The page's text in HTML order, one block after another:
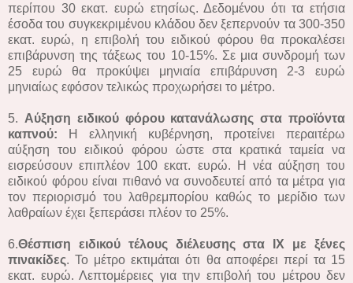
περίπου 30 εκατ. ευρώ ετησίως. Δεδομένου ότι τα ετήσια
έσοδα του συγκεκριμένου κλάδου δεν ξεπερνούν τα 300-350
εκατ. ευρώ, η επιβολή του ειδικού φόρου θα προκαλέσει
επιβάρυνση της τάξεως του 10-15%. Σε μια συνδρομή των
25 ευρώ θα προκύψει μηνιαία επιβάρυνση 2-3 ευρώ
μηνιαίως εφόσον τελικώς προχωρήσει το μέτρο.
5. Αύξηση ειδικού φόρου κατανάλωσης στα προϊόντα
καπνού: Η ελληνική κυβέρνηση, προτείνει περαιτέρω
αύξηση του ειδικού φόρου ώστε στα κρατικά ταμεία να
εισρεύσουν επιπλέον 100 εκατ. ευρώ. Η νέα αύξηση του
ειδικού φόρου είναι πιθανό να συνοδευτεί από τα μέτρα για
τον περιορισμό του λαθρεμπορίου καθώς το μερίδιο των
λαθραίων έχει ξεπεράσει πλέον το 25%.
6.Θέσπιση ειδικού τέλους διέλευσης στα ΙΧ με ξένες
πινακίδες. Το μέτρο εκτιμάται ότι θα αποφέρει περί τα 15
εκατ. ευρώ. Λεπτομέρειες για την επιβολή του μέτρου δεν